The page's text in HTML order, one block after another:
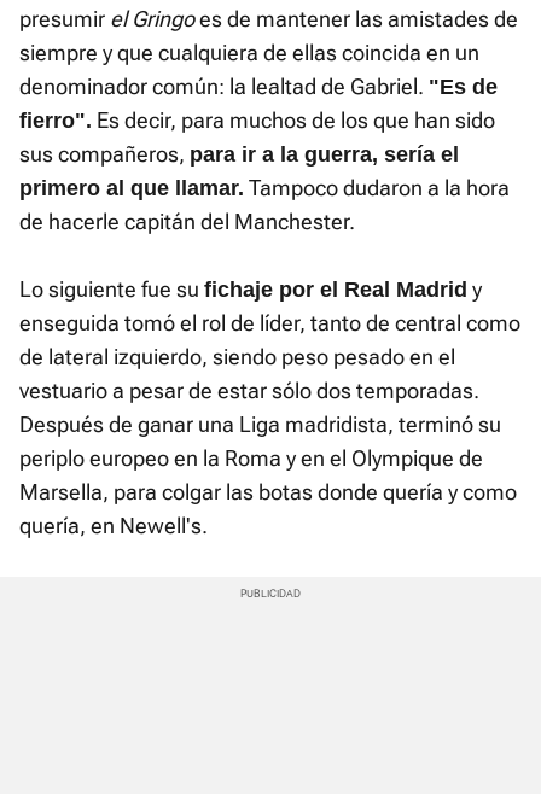
presumir el Gringoes de mantener las amistades de
siempre y que cualquiera de ellas coincida en un
denominador común: la lealtad de Gabriel. "Es de
fierro". Es decir, para muchos de los que han sido
sus compañeros, para ir a la guerra, sería el
primero al que llamar. Tampoco dudaron a la hora
de hacerle capitán del Manchester.
Lo siguiente fue su fichaje por el Real Madrid y
enseguida tomó el rol de líder, tanto de central como
de lateral izquierdo, siendo peso pesado en el
vestuario a pesar de estar sólo dos temporadas.
Después de ganar una Liga madridista, terminó su
periplo europeo en la Roma y en el Olympique de
Marsella, para colgar las botas donde quería y como
quería, en Newell's.